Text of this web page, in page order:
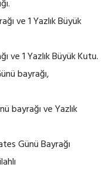
ve 1 Yazlık Büyük
ve 1 Yazlık Büyük Kutu.
bayrağı,
bayrağı ve Yazlık
Günü Bayrağı